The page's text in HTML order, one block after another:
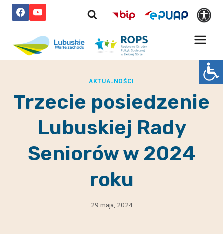
Przejdź
AKTUALNOŚCI
Trzecie posiedzenie
Lubuskiej Rady
Seniorów w 2024
roku
29 maja, 2024